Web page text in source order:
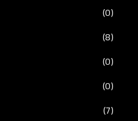
(0)
(8)
(0)
(0)
(7)